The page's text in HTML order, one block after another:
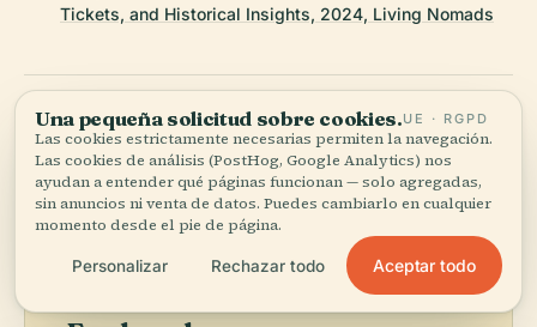
Tickets, and Historical Insights, 2024, Living Nomads
Wikipedia — Puente del Recuerdo
ÚLTIMA REVISIÓN: APRIL 2026
Documentado a partir de Wikidata, Wikipedia y fuentes
oficiales · verificado ·Cómo hacemos nuestras guías →
Una pequeña solicitud sobre cookies.UE · RGPD
Las cookies estrictamente necesarias permiten la navegación.
Las cookies de análisis (PostHog, Google Analytics) nos
ayudan a entender qué páginas funcionan — solo agregadas,
sin anuncios ni venta de datos. Puedes cambiarlo en cualquier
momento desde el pie de página.
Personalizar Rechazar todo Aceptar todo